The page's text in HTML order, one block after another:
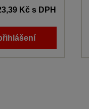
Kčs DPH